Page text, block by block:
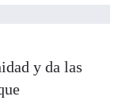
y da las